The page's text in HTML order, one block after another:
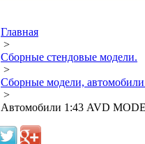
Главная
>
Сборные стендовые модели.
>
Сборные модели,
>
Автомобили 1:43 AVD